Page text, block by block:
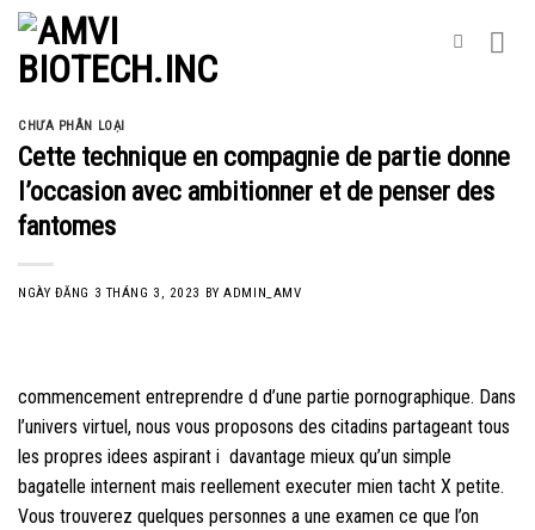
Skip
content
CHƯA PHÂN LOẠI
Cette technique en compagnie de partie donne
l’occasion avec ambitionner et de penser des
fantomes
NGÀY ĐĂNG 3 THÁNG 3, 2023 BYADMIN_AMV
commencement entreprendre d d’une partie pornographique. Dans
l’univers virtuel, nous vous proposons des citadins partageant tous
les propres idees aspirant i davantage mieux qu’un simple
bagatelle internent mais reellement executer mien tacht X petite.
Vous trouverez quelques personnes a une examen ce que l’on